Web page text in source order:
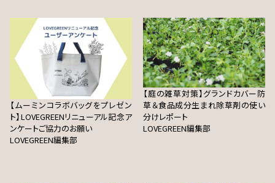
【ムーミンコラボバッグをプレゼン
ト】LOVEGREENリニューアル記念ア
ンケートご協力のお願い
LOVEGREEN編集部
【庭の雑草対策】グランドカバー防
草＆食品成分生まれ除草剤の使い
分けレポート
LOVEGREEN編集部